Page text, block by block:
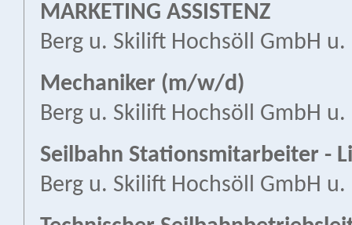
MARKETING ASSISTENZ
Berg u. Skilift Hochsöll GmbH u.
Mechaniker (m/w/d)
Berg u. Skilift Hochsöll GmbH u.
Seilbahn Stationsmitarbeiter -
Berg u. Skilift Hochsöll GmbH u.